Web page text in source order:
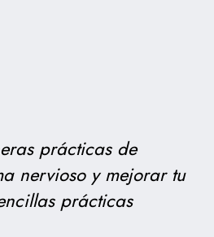
prácticas de
nervioso y mejorar tu
prácticas